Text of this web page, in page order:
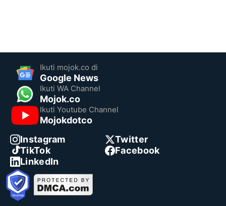
Ikuti mojok.co di
Google News
Ikuti WA Channel
Mojok.co
Ikuti Youtube Channel
Mojokdotco
Instagram
Twitter
TikTok
Facebook
LinkedIn